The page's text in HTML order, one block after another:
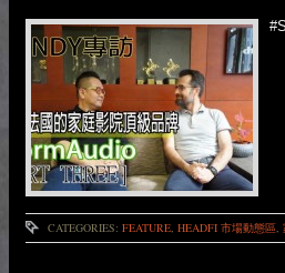
CATEGORIES: FEATURE, HEADFI 市場動態區,